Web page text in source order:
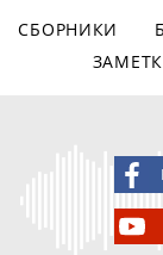
СБОРНИКИ